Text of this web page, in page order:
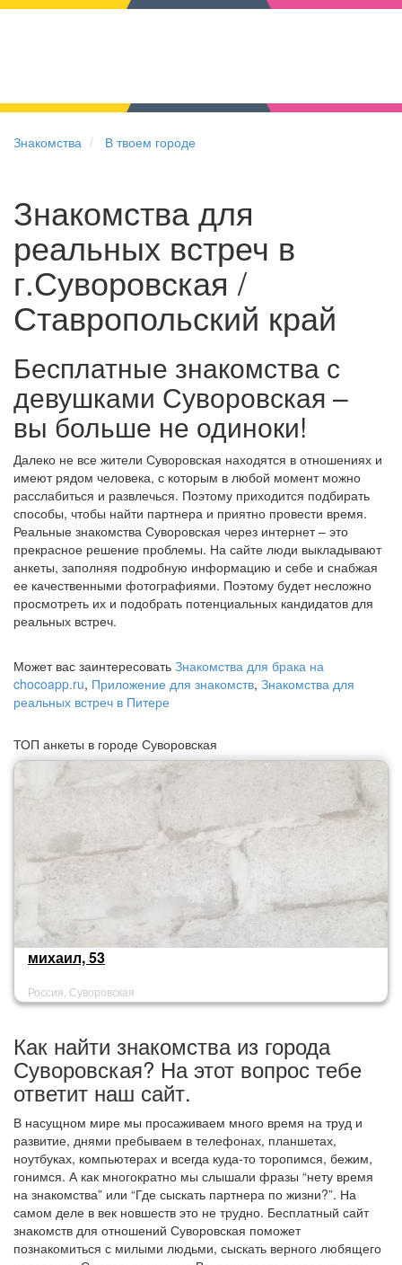
Знакомства В твоем городе
Знакомства для
реальных встреч в
г.Суворовская /
Ставропольский край
Бесплатные знакомства с
девушками Суворовская –
вы больше не одиноки!
Далеко не все жители Суворовская находятся в отношениях и
имеют рядом человека, с которым в любой момент можно
расслабиться и развлечься. Поэтому приходится подбирать
способы, чтобы найти партнера и приятно провести время.
Реальные знакомства Суворовская через интернет – это
прекрасное решение проблемы. На сайте люди выкладывают
анкеты, заполняя подробную информацию и себе и снабжая
ее качественными фотографиями. Поэтому будет несложно
просмотреть их и подобрать потенциальных кандидатов для
реальных встреч.
Может вас заинтересовать Знакомства для брака на
chocoapp.ru, Приложение для знакомств, Знакомства для
реальных встреч в Питере
ТОП анкеты в городе Суворовская
михаил, 53
Россия, Суворовская
Как найти знакомства из города
Суворовская? На этот вопрос тебе
ответит наш сайт.
В насущном мире мы просаживаем много время на труд и
развитие, днями пребываем в телефонах, планшетах,
ноутбуках, компьютерах и всегда куда-то торопимся, бежим,
гонимся. А как многократно мы слышали фразы “нету время
на знакомства” или “Где сыскать партнера по жизни?”. На
самом деле в век новшеств это не трудно. Бесплатный сайт
знакомств для отношений Суворовская поможет
познакомиться с милыми людьми, сыскать верного любящего